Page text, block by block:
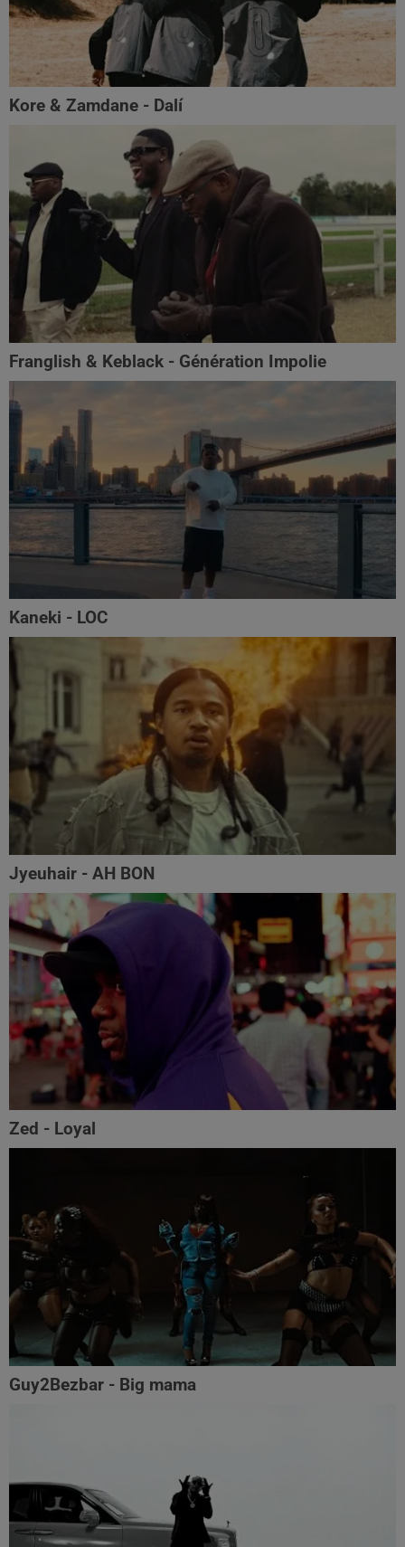
Kore & Zamdane - Dalí
Franglish & Keblack - Génération Impolie
Kaneki - LOC
Jyeuhair - AH BON
Zed - Loyal
Guy2Bezbar - Big mama